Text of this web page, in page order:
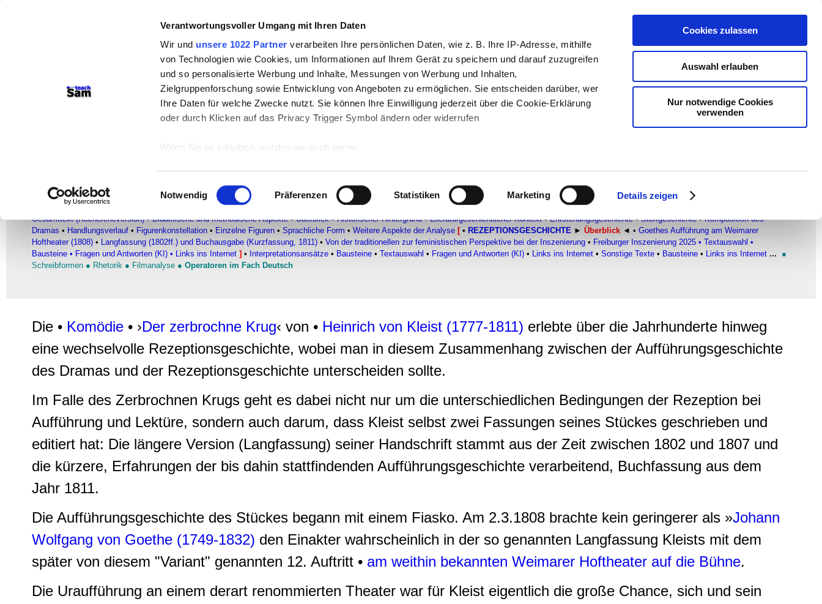
Verantwortungsvoller Umgang mit Ihren Daten
Wir und unsere 1022 Partner verarbeiten Ihre persönlichen Daten, wie z. B. Ihre IP-Adresse, mithilfe
von Technologien wie Cookies, um Informationen auf Ihrem Gerät zu speichern und darauf zuzugreifen
und so personalisierte Werbung und Inhalte, Messungen von Werbung und Inhalten,
Zielgruppenforschung sowie Entwicklung von Angeboten zu ermöglichen. Sie entscheiden darüber, wer
Ihre Daten für welche Zwecke nutzt. Sie können Ihre Einwilligung jederzeit über die Cookie-Erklärung
oder durch Klicken auf das Privacy Trigger Symbol ändern oder widerrufen
Wenn Sie es erlauben, würden wir auch gerne:
Ihr Gerät durch aktives Scannen nach bestimmten Merkmalen (Fingerprinting) identifizieren
Erfahren Sie mehr darüber, wie Ihre persönlichen Daten verarbeitet werden, und legen Sie Ihre
Präferenzen imAbschnitt Einzelheitenfest.
Wir verwenden Cookies, um Inhalte und Anzeigen zu personalisieren, Funktionen für soziale Medien
anbieten zu können und die Zugriffe auf unsere Website zu analysieren. Außerdem geben wir
gesammelt haben.
Einwilligungsauswahl
Notwendig Präferenzen Statistiken Marketing Details zeigen
Cookies zulassen
Auswahl erlauben
Nur notwendige Cookies
verwenden
teachSam- Arbeitsbereiche:
Deutsch- Geschichte-Politik-Pädagogik- Psychologie-Medien -Methodik und
So navigiert man auf teachSam-So sucht man auf teachSam-teachSam braucht
Werbung
Rezeptionsgeschichte
FACHBEREICH DEUTSCH
Glossar● AUTORINNEN UND AUTOREN ▪ HEINRICH VON KLEIST (1777-1811) Erzählende Texte DRAMATISCHE TEXTE
Gesamttext (Rechercheversion) •Didaktische und methodische Aspekte•Überblick•Historischer Hintergrund• Literaturgeschichtlicher Kontext • Entstehungsgeschichte •Stoffgeschichte • Komposition des
Dramas • Handlungsverlauf • Figurenkonstellation • Einzelne Figuren • Sprachliche Form • Weitere Aspekte der Analyse [ • REZEPTIONSGESCHICHTE ► Überblick ◄ • Goethes Aufführung am Weimarer
Hoftheater (1808) • Langfassung (1802ff.) und Buchausgabe (Kurzfassung, 1811) • Von der traditionellen zur feministischen Perspektive bei der Inszenierung • Freiburger Inszenierung 2025 • Textauswahl •
Bausteine • Fragen und Antworten (KI) • Links ins Internet ] • Interpretationsansätze • Bausteine • Textauswahl • Fragen und Antworten (KI) • Links ins Internet ▪ Sonstige Texte • Bausteine • Links ins Internet ...
●
Schreibformen ● Rhetorik ● Filmanalyse ● Operatoren im Fach Deutsch
Die • Komödie • ›Der zerbrochne Krug‹ von • Heinrich von Kleist (1777-1811) erlebte über die Jahrhunderte hinweg
eine wechselvolle Rezeptionsgeschichte, wobei man in diesem Zusammenhang zwischen der Aufführungsgeschichte
des Dramas und der Rezeptionsgeschichte unterscheiden sollte.
Im Falle des Zerbrochnen Krugs geht es dabei nicht nur um die unterschiedlichen Bedingungen der Rezeption bei
Aufführung und Lektüre, sondern auch darum, dass Kleist selbst zwei Fassungen seines Stückes geschrieben und
editiert hat: Die längere Version (Langfassung) seiner Handschrift stammt aus der Zeit zwischen 1802 und 1807 und
die kürzere, Erfahrungen der bis dahin stattfindenden Aufführungsgeschichte verarbeitend, Buchfassung aus dem
Jahr 1811.
Die Aufführungsgeschichte des Stückes begann mit einem Fiasko. Am 2.3.1808 brachte kein geringerer als »Johann
Wolfgang von Goethe (1749-1832) den Einakter wahrscheinlich in der so genannten Langfassung Kleists mit dem
später von diesem "Variant" genannten 12. Auftritt • am weithin bekannten Weimarer Hoftheater auf die Bühne.
Die Uraufführung an einem derart renommierten Theater war für Kleist eigentlich die große Chance, sich und sein